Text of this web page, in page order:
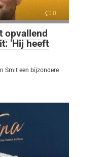
0
opvallend
‘Hij heeft
Smit een bijzondere